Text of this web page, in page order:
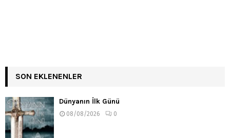
SON EKLENENLER
Dünyanın İlk Günü
08/08/2026 0